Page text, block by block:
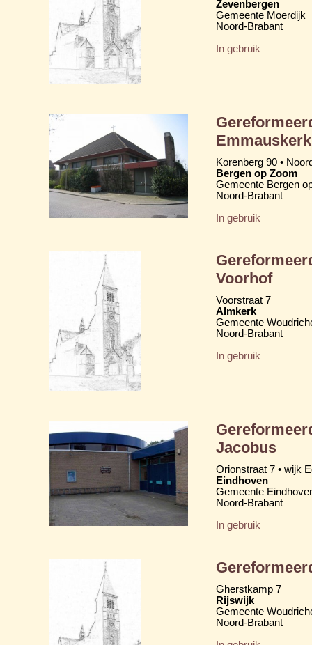
Zevenbergen
Gemeente Moerdijk
Noord-Brabant
In gebruik
Korenberg 90 •
Bergen op Zoom
Gemeente Bergen
Noord-Brabant
In gebruik
Voorhof
Voorstraat 7
Almkerk
Gemeente
Noord-Brabant
In gebruik
Jacobus
Orionstraat 7 • wijk
Eindhoven
Gemeente
Noord-Brabant
In gebruik
Gherstkamp 7
Rijswijk
Gemeente
Noord-Brabant